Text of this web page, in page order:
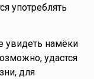
употреблять
намёки
удастся
для